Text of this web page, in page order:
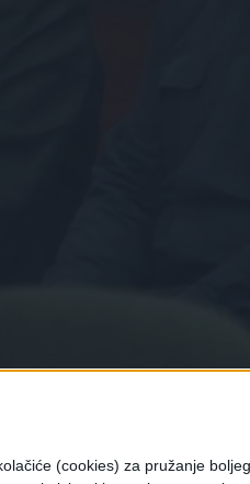
(cookies) za pružanje